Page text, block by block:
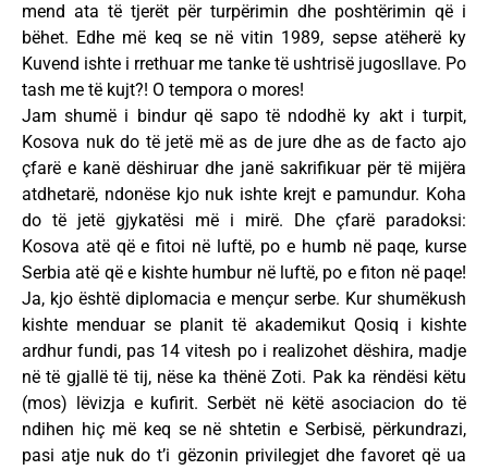
mend ata të tjerët për turpërimin dhe poshtërimin që i
bëhet. Edhe më keq se në vitin 1989, sepse atëherë ky
Kuvend ishte i rrethuar me tanke të ushtrisë jugosllave. Po
tash me të kujt?! O tempora o mores!
Jam shumë i bindur që sapo të ndodhë ky akt i turpit,
Kosova nuk do të jetë më as de jure dhe as de facto ajo
çfarë e kanë dëshiruar dhe janë sakrifikuar për të mijëra
atdhetarë, ndonëse kjo nuk ishte krejt e pamundur. Koha
do të jetë gjykatësi më i mirë. Dhe çfarë paradoksi:
Kosova atë që e fitoi në luftë, po e humb në paqe, kurse
Serbia atë që e kishte humbur në luftë, po e fiton në paqe!
Ja, kjo është diplomacia e mençur serbe. Kur shumëkush
kishte menduar se planit të akademikut Qosiq i kishte
ardhur fundi, pas 14 vitesh po i realizohet dëshira, madje
në të gjallë të tij, nëse ka thënë Zoti. Pak ka rëndësi këtu
(mos) lëvizja e kufirit. Serbët në këtë asociacion do të
ndihen hiç më keq se në shtetin e Serbisë, përkundrazi,
pasi atje nuk do t’i gëzonin privilegjet dhe favoret që ua